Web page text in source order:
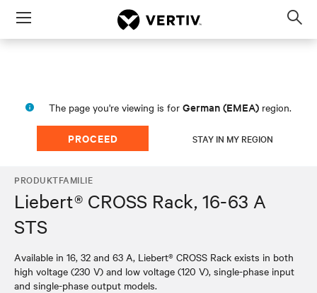
Menu
The page you're viewing is for German (EMEA) region.
PROCEED STAY IN MY REGION
PRODUKTFAMILIE
Liebert® CROSS Rack, 16-63 A
STS
Available in 16, 32 and 63 A, Liebert® CROSS Rack exists in both
high voltage (230 V) and low voltage (120 V), single-phase input
and single-phase output models.